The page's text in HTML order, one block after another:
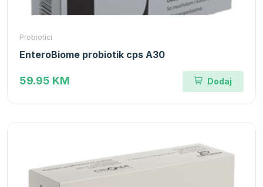
Probiotici
EnteroBiome probiotik cps A30
59.95 KM Dodaj